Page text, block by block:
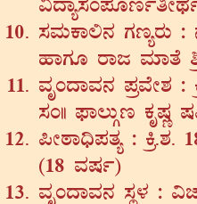
¸ÀªÀÄPÁ°£À
ºÁUÀÆ gÁd ªÀiÁvÉ
ªÀÈAzÁªÀ£À ¥ÀæªÉÃ±À
¸ÀA|| ¥sÁ®ÄÎt PÀÈµÀÚ
¦ÃoÁ¢ü¥ÀvÀå :
(18 ªÀµÀð)
ªÀÈAzÁªÀ£À ¸ÀÜ¼À :